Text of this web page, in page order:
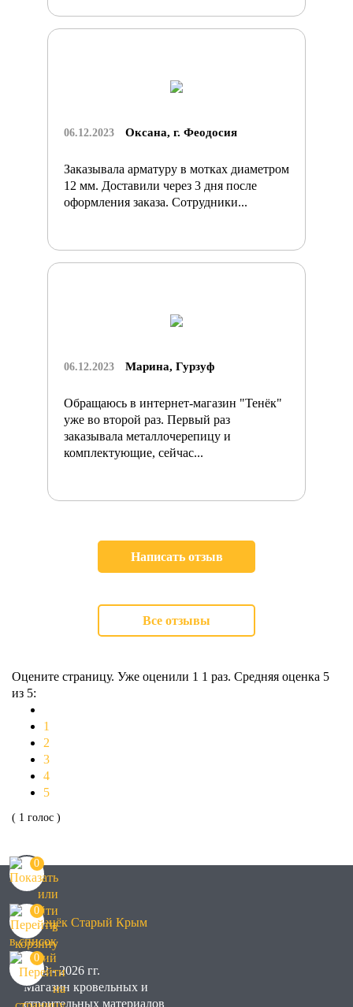
0
0
0
06.12.2023 Оксана, г. Феодосия
Заказывала арматуру в мотках диаметром
12 мм. Доставили через 3 дня после
оформления заказа. Сотрудники...
06.12.2023 Марина, Гурзуф
Обращаюсь в интернет-магазин "Тенёк"
уже во второй раз. Первый раз
заказывала металлочерепицу и
комплектующие, сейчас...
Написать отзыв
Все отзывы
Оцените страницу. Уже оценили 1 1 раз. Средняя оценка 5
из 5:
1
2
3
4
5
( 1 голос )
2022 - 2026 гг.
Магазин кровельных и
строительных материалов